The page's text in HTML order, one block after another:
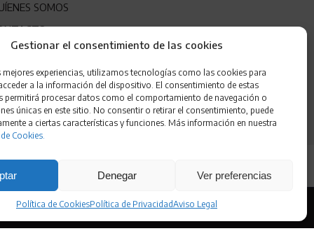
Gestionar el consentimiento de las cookies
mejores experiencias, utilizamos tecnologías como las cookies para
a la información del dispositivo. El consentimiento de estas
permitirá procesar datos como el comportamiento de navegación o
únicas en este sitio. No consentir o retirar el consentimiento, puede
a ciertas características y funciones. Más información en nuestra
Cookies.
Denegar Ver preferencias
Política de CookiesPolítica de PrivacidadAviso Legal
SOMOS